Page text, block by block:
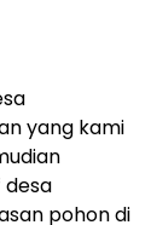
yang kami
pohon di